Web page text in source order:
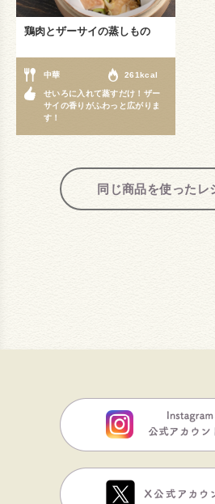
鶏肉とザーサイの蒸しもの
中華 261kcal
せいろに入れて蒸すだけ！ザー
サイの香りがふわっと広がりま
す！
同じ商品を使ったレ